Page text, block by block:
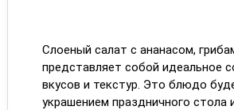
Слоеный салат с ананасом,
представляет собой идеальное
вкусов и текстур. Это блюдо
украшением праздничного стола